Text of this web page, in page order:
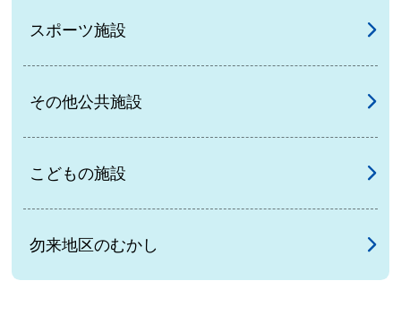
スポーツ施設
その他公共施設
こどもの施設
勿来地区のむかし